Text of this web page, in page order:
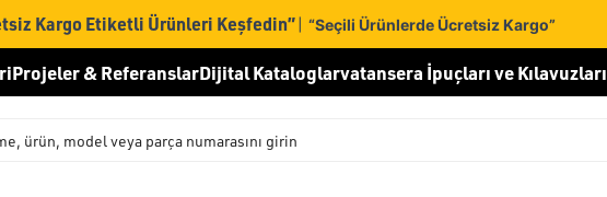
Kargo Etiketli Ürünleri Keşfedin”| “Seçili Ürünlerde Ücretsiz Kargo”
Projeler & ReferanslarDijital Kataloglarvatansera İpuçları ve Kılavuzları